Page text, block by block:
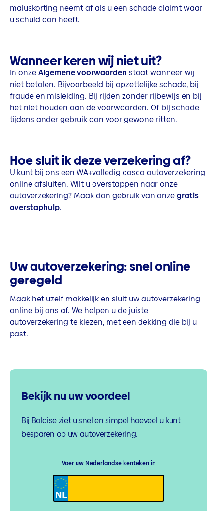
maluskorting neemt af als u een schade claimt waar
u schuld aan heeft.
Wanneer keren wij niet uit?
In onzeAlgemene voorwaarden staat wanneer wij
niet betalen. Bijvoorbeeld bij opzettelijke schade, bij
fraude en misleiding. Bij rijden zonder rijbewijs en bij
het niet houden aan de voorwaarden. Of bij schade
tijdens ander gebruik dan voor gewone ritten.
Hoe sluit ik deze verzekering af?
U kunt bij ons een WA+volledig casco autoverzekering
online afsluiten. Wilt u overstappen naar onze
autoverzekering? Maak dan gebruik van onzegratis
overstaphulp.
Uw autoverzekering: snel online
geregeld
Maak het uzelf makkelijk en sluit uw autoverzekering
online bij ons af. We helpen u de juiste
autoverzekering te kiezen, met een dekking die bij u
past.
Bekijk nu uw voordeel
Bij Baloise ziet u snel en simpel hoeveel u kunt
besparen op uw autoverzekering.
Voer uw Nederlandse kenteken in